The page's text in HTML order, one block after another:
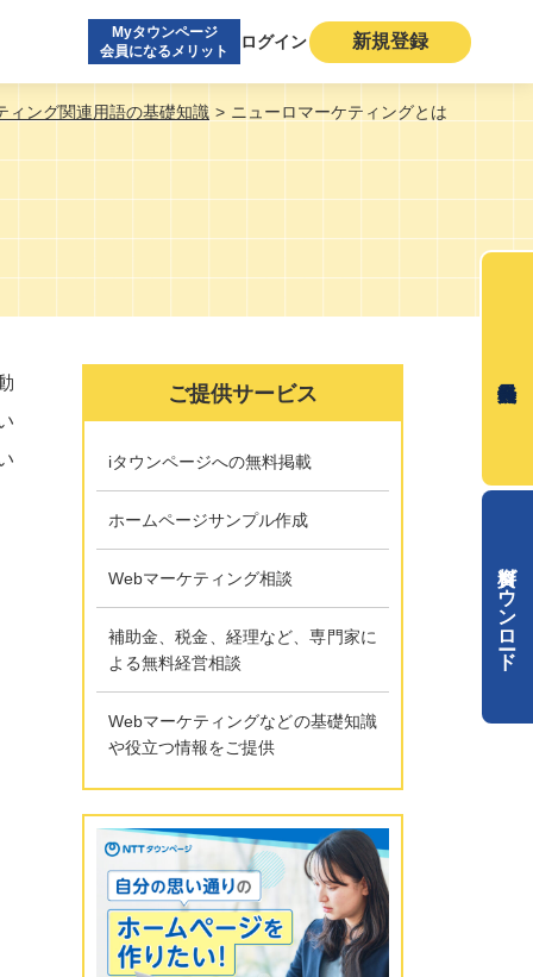
Myタウンページ
会員になるメリット
ログイン 新規登録
資料ダウンロード
ィング関連用語の基礎知識 ニューロマーケティングとは
ご提供サービス
iタウンページへの無料掲載
ホームページサンプル作成
Webマーケティング相談
補助金、税金、経理など、専門家に
よる無料経営相談
Webマーケティングなどの基礎知識
や役立つ情報をご提供